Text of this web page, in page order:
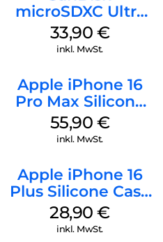
microSDXC Ultra
128 GB + Adapter
Mobile
33,90 €
inkl. MwSt.
Apple iPhone 16
Pro Max Silicone
Case MagSafe
Stone Gray
55,90 €
inkl. MwSt.
Apple iPhone 16
Plus Silicone Case
MagSafe Black
28,90€
inkl. MwSt.